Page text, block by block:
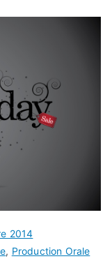
2014
, Production Orale